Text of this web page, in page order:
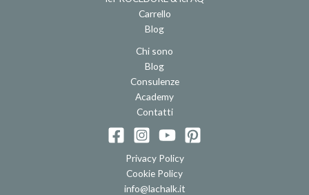
Carrello
Blog
Chi sono
Blog
Consulenze
Academy
Contatti
Privacy Policy
Cookie Policy
info@lachalk.it